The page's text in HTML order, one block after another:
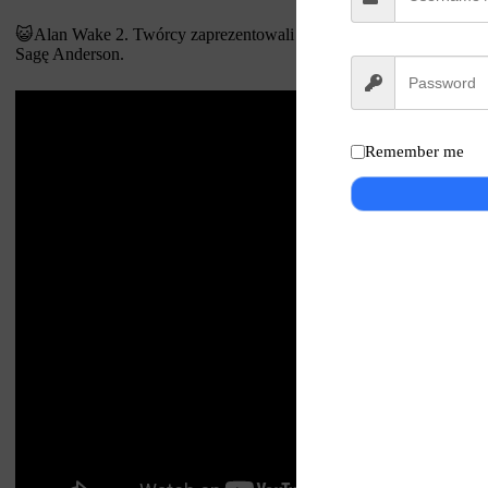
😺Alan Wake 2. Twórcy zaprezentowali behind the scene, w
Sagę Anderson.
Remember me